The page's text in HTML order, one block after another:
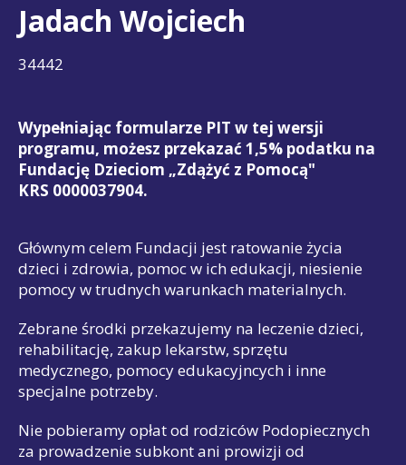
Jadach Wojciech
34442
Wypełniając formularze PIT w tej wersji
programu, możesz przekazać 1,5% podatku na
Fundację Dzieciom „Zdążyć z Pomocą"
KRS 0000037904.
Głównym celem Fundacji jest ratowanie życia
dzieci i zdrowia, pomoc w ich edukacji, niesienie
pomocy w trudnych warunkach materialnych.
Zebrane środki przekazujemy na leczenie dzieci,
rehabilitację, zakup lekarstw, sprzętu
medycznego, pomocy edukacyjncych i inne
specjalne potrzeby.
Nie pobieramy opłat od rodziców Podopiecznych
za prowadzenie subkont ani prowizji od